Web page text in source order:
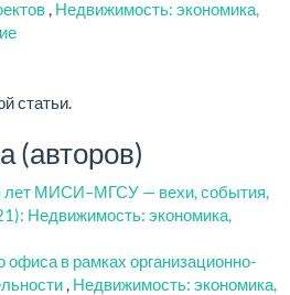
, Недвижимость: экономика,
статьи.
(авторов)
лет МИСИ–МГСУ — вехи, события,
Недвижимость: экономика,
офиса в рамках организационно-
Недвижимость: экономика,